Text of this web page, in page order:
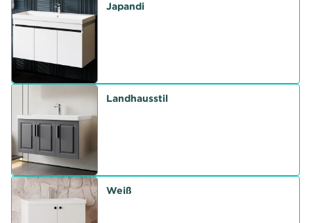
Japandi
Landhausstil
Weiß